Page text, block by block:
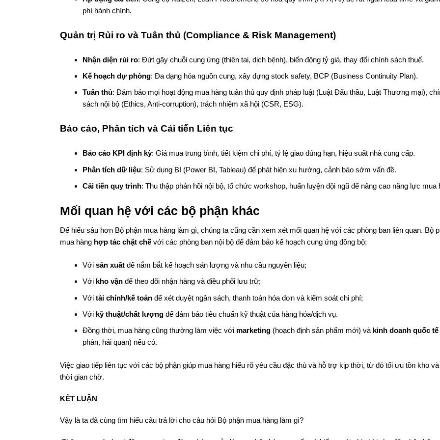
phí hành chính.
Quản trị Rủi ro và Tuân thủ (Compliance & Risk Management)
Nhận diện rủi ro: Đứt gãy chuỗi cung ứng (thiên tai, dịch bệnh), biến động tỷ giá, thay đổi chính sách thuế.
Kế hoạch dự phòng: Đa dạng hóa nguồn cung, xây dựng stock safety, BCP (Business Continuity Plan).
Tuân thủ: Đảm bảo mọi hoạt động mua hàng tuân thủ quy định pháp luật (Luật Đấu thầu, Luật Thương mại),
sách nội bộ (Ethics, Anti-corruption), trách nhiệm xã hội (CSR, ESG).
Báo cáo, Phân tích và Cải tiến Liên tục
Báo cáo KPI định kỳ: Giá mua trung bình, tiết kiệm chi phí, tỷ lệ giao đúng hạn, hiệu suất nhà cung cấp.
Phân tích dữ liệu: Sử dụng BI (Power BI, Tableau) để phát hiện xu hướng, cảnh báo sớm vấn đề.
Cải tiến quy trình: Thu thập phản hồi nội bộ, tổ chức workshop, huấn luyện đội ngũ để nâng cao năng lực mua
Mối quan hệ với các bộ phận khác
Để hiểu sâu hơn Bộ phận mua hàng làm gì, chúng ta cũng cần xem xét mối quan hệ với các phòng ban liên quan. Bộ
mua hàng hợp tác chặt chẽ với các phòng ban nội bộ để đảm bảo kế hoạch cung ứng đồng bộ:
Vớisản xuất để nắm bắt kế hoạch sản lượng và nhu cầu nguyên liệu;
Với kho vận để theo dõi nhận hàng và điều phối lưu trữ;
Vớitài chính/kế toán để xét duyệt ngân sách, thanh toán hóa đơn và kiểm soát chi phí;
Với kỹ thuật/chất lượng để đảm bảo tiêu chuẩn kỹ thuật của hàng hóa/dịch vụ.
Đồng thời, mua hàng cũng thường làm việc với marketing (hoạch định sản phẩm mới) và kinh doanh quốc tế
phán, hải quan) nếu có.
Việc giao tiếp liên tục với các bộ phận giúp mua hàng hiểu rõ yêu cầu đặc thù và hỗ trợ kịp thời, từ đó tối ưu tồn kho
thời gian chờ.
KẾT LUẬN
Vậy là ta đã cùng tìm hiểu câu trả lời cho câu hỏi Bộ phận mua hàng làm gì?